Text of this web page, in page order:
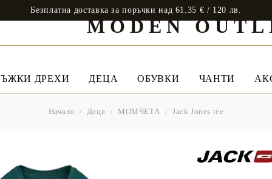
Безплатна доставка за поръчки над 61.35 € / 120 лв.
MODEN
ДРЕХИ ДЕЦА ОБУВКИ ЧАНТИ
Начало Деца МОМЧЕТА Jack Jones tee